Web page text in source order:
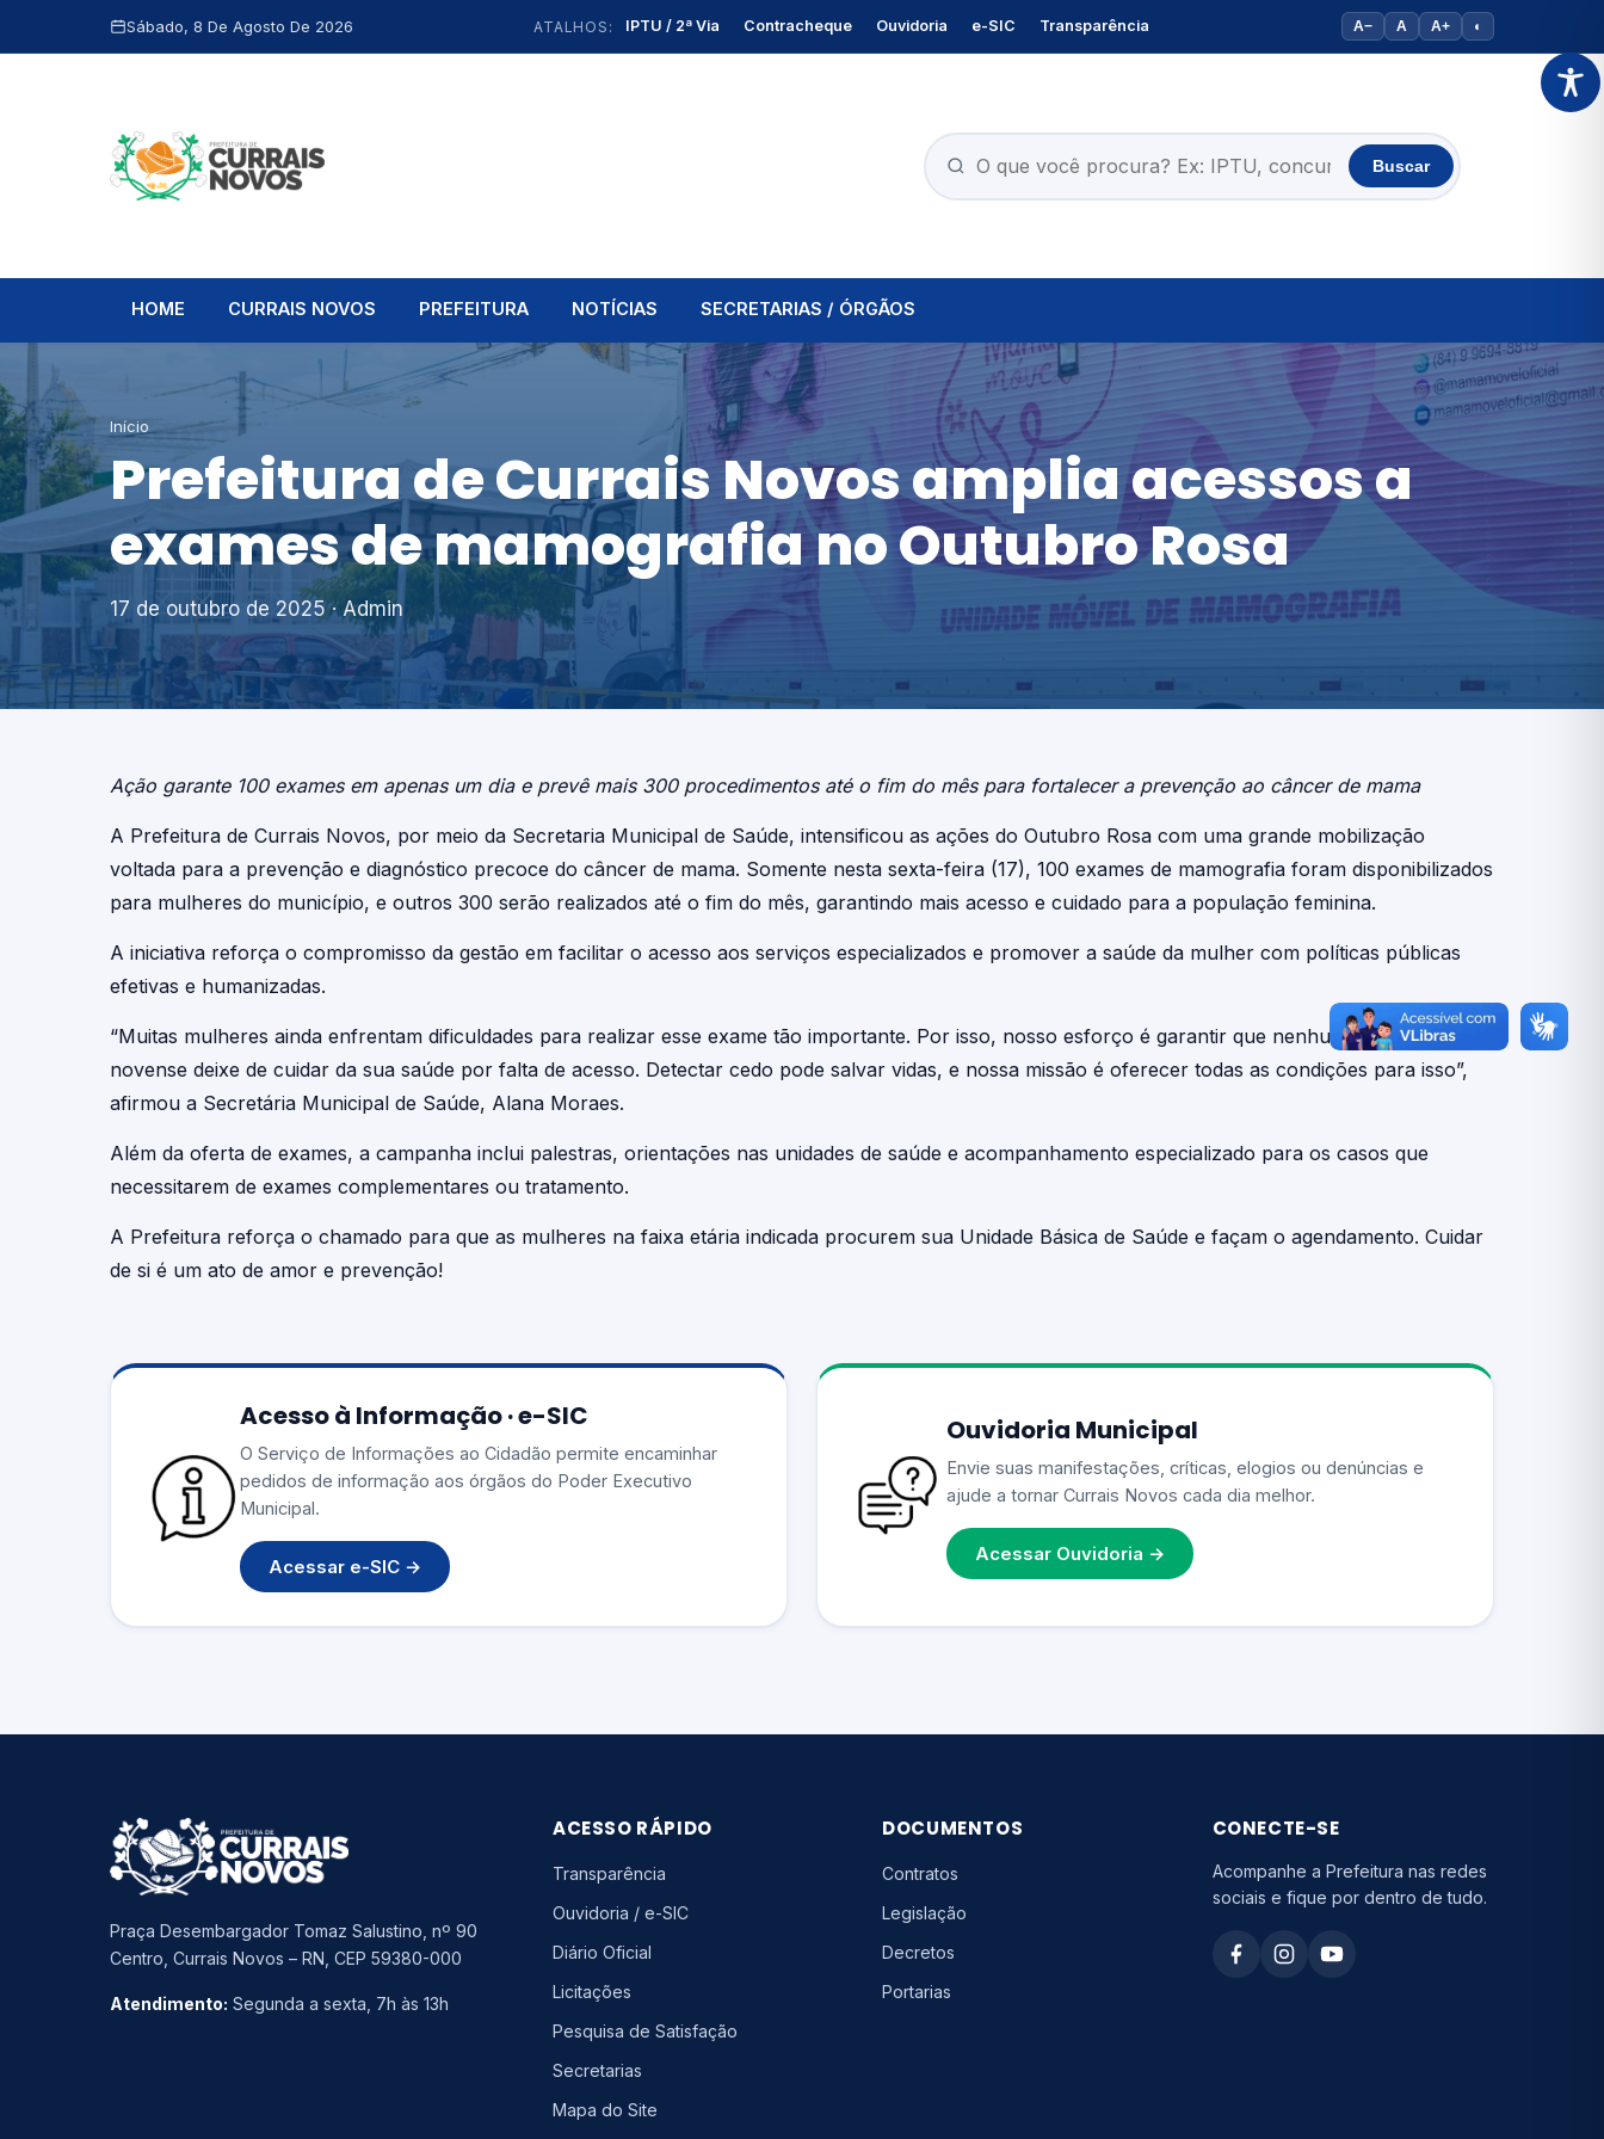
Sábado, 8 De Agosto De 2026 ATALHOS: IPTU / 2ª Via Contracheque Ouvidoria e-SIC Transparência A− A A+ ◐
Buscar
HOME CURRAIS NOVOS PREFEITURA NOTÍCIAS SECRETARIAS / ÓRGÃOS
Início
Prefeitura de Currais Novos amplia acessos a
exames de mamografia no Outubro Rosa
17 de outubro de 2025· Admin
Ação garante 100 exames em apenas um dia e prevê mais 300 procedimentos até o fim do mês para fortalecer a prevenção ao câncer de mama
A Prefeitura de Currais Novos, por meio da Secretaria Municipal de Saúde, intensificou as ações do Outubro Rosa com uma grande mobilização
voltada para a prevenção e diagnóstico precoce do câncer de mama. Somente nesta sexta-feira (17), 100 exames de mamografia foram disponibilizados
para mulheres do município, e outros 300 serão realizados até o fim do mês, garantindo mais acesso e cuidado para a população feminina.
A iniciativa reforça o compromisso da gestão em facilitar o acesso aos serviços especializados e promover a saúde da mulher com políticas públicas
efetivas e humanizadas.
“Muitas mulheres ainda enfrentam dificuldades para realizar esse exame tão importante. Por isso, nosso esforço é garantir que nenhuma currais-
novense deixe de cuidar da sua saúde por falta de acesso. Detectar cedo pode salvar vidas, e nossa missão é oferecer todas as condições para isso”,
afirmou a Secretária Municipal de Saúde, Alana Moraes.
Além da oferta de exames, a campanha inclui palestras, orientações nas unidades de saúde e acompanhamento especializado para os casos que
necessitarem de exames complementares ou tratamento.
A Prefeitura reforça o chamado para que as mulheres na faixa etária indicada procurem sua Unidade Básica de Saúde e façam o agendamento. Cuidar
de si é um ato de amor e prevenção!
Acesso à Informação · e-SIC
O Serviço de Informações ao Cidadão permite encaminhar
pedidos de informação aos órgãos do Poder Executivo
Municipal.
Acessar e-SIC →
Ouvidoria Municipal
Envie suas manifestações, críticas, elogios ou denúncias e
ajude a tornar Currais Novos cada dia melhor.
Acessar Ouvidoria →
Praça Desembargador Tomaz Salustino, nº 90
Centro, Currais Novos – RN, CEP 59380-000
Atendimento: Segunda a sexta, 7h às 13h
ACESSO RÁPIDO
Transparência
Ouvidoria / e-SIC
Diário Oficial
Licitações
Pesquisa de Satisfação
Secretarias
Mapa do Site
DOCUMENTOS
Contratos
Legislação
Decretos
Portarias
CONECTE-SE
Acompanhe a Prefeitura nas redes
sociais e fique por dentro de tudo.